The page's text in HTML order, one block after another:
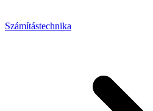
Számítástechnika